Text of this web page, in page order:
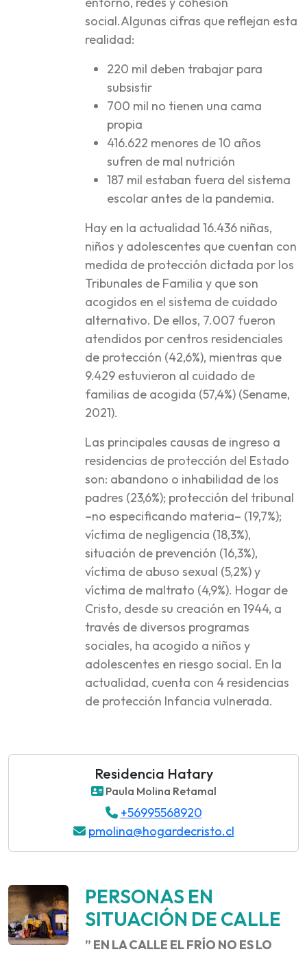
social.Algunas cifras que reflejan esta
realidad:
220 mil deben trabajar para
subsistir
700 mil no tienen una cama
propia
416.622 menores de 10 años
sufren de mal nutrición
187 mil estaban fuera del sistema
escolar antes de la pandemia.
Hay en la actualidad 16.436 niñas,
niños y adolescentes que cuentan con
medida de protección dictada por los
Tribunales de Familia y que son
acogidos en el sistema de cuidado
alternativo. De ellos, 7.007 fueron
atendidos por centros residenciales
de protección (42,6%), mientras que
9.429 estuvieron al cuidado de
familias de acogida (57,4%) (Sename,
2021).
Las principales causas de ingreso a
residencias de protección del Estado
son: abandono o inhabilidad de los
padres (23,6%); protección del tribunal
–no especificando materia– (19,7%);
víctima de negligencia (18,3%),
situación de prevención (16,3%),
víctima de abuso sexual (5,2%) y
víctima de maltrato (4,9%). Hogar de
Cristo, desde su creación en 1944, a
través de diversos programas
sociales, ha acogido a niños y
adolescentes en riesgo social. En la
actualidad, cuenta con 4 residencias
de protección Infancia vulnerada.
Residencia Hatary
Paula Molina Retamal
+56995568920
pmolina@hogardecristo.cl
PERSONAS EN
SITUACIÓN DE CALLE
” EN LA CALLE EL FRÍO NO ES LO